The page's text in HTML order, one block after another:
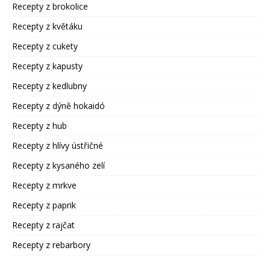
Recepty z brokolice
Recepty z květáku
Recepty z cukety
Recepty z kapusty
Recepty z kedlubny
Recepty z dýně hokaidó
Recepty z hub
Recepty z hlívy ústřičné
Recepty z kysaného zelí
Recepty z mrkve
Recepty z paprik
Recepty z rajčat
Recepty z rebarbory